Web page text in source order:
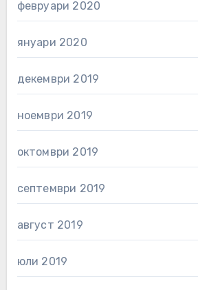
февруари 2020
януари 2020
декември 2019
ноември 2019
октомври 2019
септември 2019
август 2019
юли 2019